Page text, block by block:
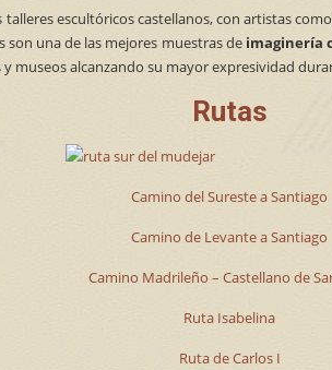
talleres escultóricos castellanos, con artistas
son una de las mejores muestras de imaginería
museos alcanzando su mayor expresividad
Rutas
Camino del Sureste a Santiago
Camino de Levante a Santiago
Camino Madrileño – Castellano de
Ruta Isabelina
Ruta de Carlos I